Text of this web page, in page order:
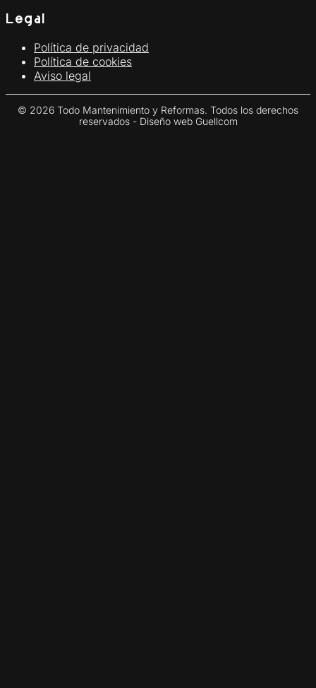
Legal
Política de privacidad
Política de cookies
Aviso legal
© 2026 Todo Mantenimiento y Reformas. Todos los derechos
reservados - Diseño web Guellcom